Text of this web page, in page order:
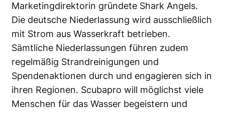
Marketingdirektorin gründete Shark Angels.
Die deutsche Niederlassung wird ausschließlich
mit Strom aus Wasserkraft betrieben.
Sämtliche Niederlassungen führen zudem
regelmäßig Strandreinigungen und
Spendenaktionen durch und engagieren sich in
ihren Regionen. Scubapro will möglichst viele
Menschen für das Wasser begeistern und